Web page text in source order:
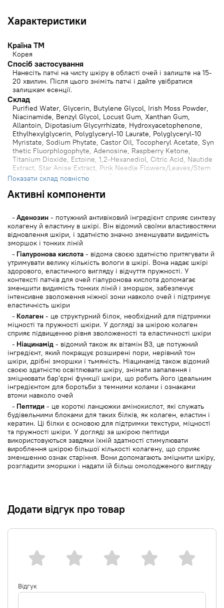
Характеристики
Країна ТМ
Корея
Спосіб застосування
Нанесіть патчі на чисту шкіру в області очей і залиште на 15-
20 хвилин. Після цього зніміть патчі і дайте увібратися
залишкам есенції.
Cклад
Purified Water, Glycerin, Butylene Glycol, Irish Moss Powder,
Niacinamide, Benzyl Glycol, Locust Gum, Xanthan Gum,
Allantoin, Dipotasium Glycyrrhizate, Hydroxyacetophenone,
Ethylhexylglycerin, Polyglyceryl-10 Laurate, Polyglyceryl-10
Myristate, Sodium Phytate, Castor Oil, Tocopheryl Acetate, Syn
thetic Fluorphlogophyte, Adenosine, Raspberry Ketone,
Titanium Dioxide, Ectoine, 1,2-Hexanediol, Citric Acid, Nautide
Extract, Star Anise Extract, Pink Needle Flowers/Leaves/Stem
Extract, Golden Color Extract, Sodium Hyaluronate, Kelp
Extract, Potassium Hyaluronate, Hydrolyzed Collagen, Ground
Sulfur Root Extract, Diaminobutyroylbenzylamide Diacetate
Acmella Extract, Hyaluronic Acid, Acetylated Sodium
Hyaluronate, Capertripeptide-1 (20 ppb), Acetyl Hexapeptide- 8
(10 ppb), palmitoyl tripeptide-5 (1 ppb), acetyl tripeptide-1 (1
ppb), palmitoyl pentapeptide -4 (5 ppb), palmitoyl tripeptide-1
(1 ppb), hexapeptide -9 (1 ppb), acetyl tetrapeptide-5 ( 1 ppb),
dipeptide-2 (1 ppb), acetyloctapeptide-3 (1 tsp),
Acetyltetrapeptide-2 (1 tsp), acetyltetrapeptide-3 (1 tsp),
dipeptide-4 (1 tsp), hexapeptide-2 (1 tsp), nonapeptide-1 (1
tsp), oligopeptide-6 (1 tsp), Pentapeptide-3 (1 tsp), tripeptide-
3 (1 tsp), tripeptide-2 (1 tsp), Hydrogenated polyisobutene,
Zimo root extract, Ultramarine, Flavor
Показати склад повністю
Активні компоненти
Аденозин- потужний антивіковий інгредієнт сприяє синтезу
колагену й еластину в шкірі. Він відомий своїми властивостями
відновлення шкіри, і здатністю значно зменшувати видимість
зморшок і тонких ліній
Гіалуронова кислота- відома своєю здатністю притягувати й
утримувати велику кількість вологи в шкірі. Вона надає шкірі
здорового, еластичного вигляду і відчуття пружності. У
контексті патчів для очей гіалуронова кислота допомагає
зменшити видимість тонких ліній і зморшок, забезпечує
інтенсивне зволоження ніжної зони навколо очей і підтримує
еластичність шкіри
Колаген- це структурний білок, необхідний для підтримки
міцності та пружності шкіри. У догляді за шкірою колаген
сприяє підвищенню рівня зволоженості та еластичності шкіри
Ніацинамід- відомий також як вітамін B3, це потужний
інгредієнт, який покращує розширені пори, нерівний тон
шкіри, дрібні зморшки і тьмяність. Ніацинамід також відомий
своєю здатністю освітлювати шкіру, знімати запалення і
зміцнювати бар'єрні функції шкіри, що робить його ідеальним
інгредієнтом для боротьби з темними колами і ознаками
втоми навколо очей
Пептиди- це короткі ланцюжки амінокислот, які служать
будівельними блоками для таких білків, як колаген, еластин і
кератин. Ці білки є основою для підтримки текстури, міцності
та пружності шкіри. У догляді за шкірою пептиди
використовуються завдяки їхній здатності стимулювати
вироблення шкірою більшої кількості колагену, що сприяє
зменшенню ознак старіння. Вони допомагають зміцнити шкіру,
розгладити зморшки і надати їй більш омолодженого вигляду
Додати відгук про товар
Відгук